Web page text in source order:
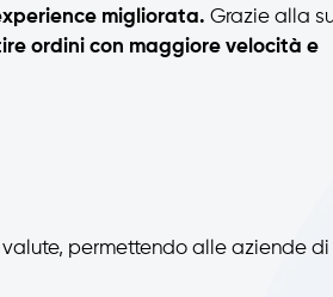
migliorata. Grazie alla
ordini con maggiore velocità e
permettendo alle aziende di